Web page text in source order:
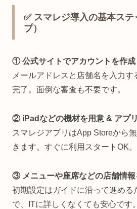
✅ スマレジ導入の基本ステ
プ）
① 公式サイトでアカウントを作成
メールアドレスと店舗名を入力
完了。面倒な審査も不要です。
② iPadなどの機材を用意 & アプ
スマレジアプリはApp Storeから
きます。すぐに利用スタートOK。
③ メニューや座席などの店舗情報
初期設定はガイドに沿って進める
で、ITに詳しくなくても安心です。